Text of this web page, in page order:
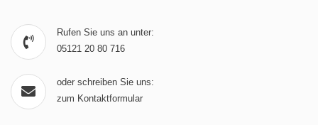
Rufen Sie uns an unter:
05121 20 80 716
oder schreiben Sie uns:
zum Kontaktformular